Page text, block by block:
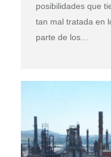
posibilidades que
tan mal tratada en
parte de los…